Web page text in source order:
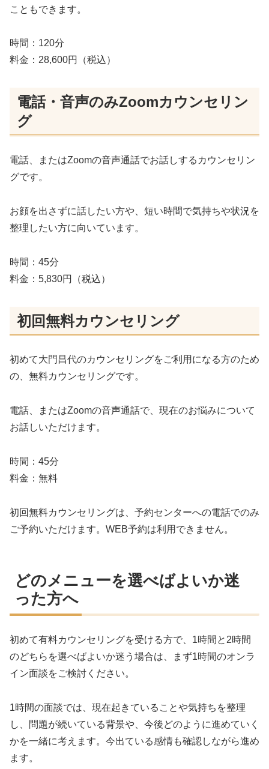
こともできます。
時間：120分
料金：28,600円（税込）
電話・音声のみZoomカウンセリン
グ
電話、またはZoomの音声通話でお話しするカウンセリン
グです。
お顔を出さずに話したい方や、短い時間で気持ちや状況を
整理したい方に向いています。
時間：45分
料金：5,830円（税込）
初回無料カウンセリング
初めて大門昌代のカウンセリングをご利用になる方のため
の、無料カウンセリングです。
電話、またはZoomの音声通話で、現在のお悩みについて
お話しいただけます。
時間：45分
料金：無料
初回無料カウンセリングは、予約センターへの電話でのみ
ご予約いただけます。WEB予約は利用できません。
どのメニューを選べばよいか迷
った方へ
初めて有料カウンセリングを受ける方で、1時間と2時間
のどちらを選べばよいか迷う場合は、まず1時間のオンラ
イン面談をご検討ください。
1時間の面談では、現在起きていることや気持ちを整理
し、問題が続いている背景や、今後どのように進めていく
かを一緒に考えます。今出ている感情も確認しながら進め
ます。